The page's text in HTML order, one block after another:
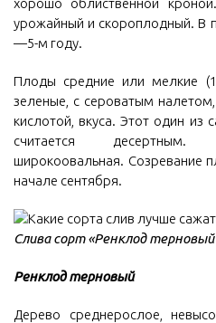
хорошо облиственной
урожайный и скороплодный. В
—5-м году.
Плоды средние или мелкие
зеленые, с сероватым
кислотой, вкуса. Этот один из
считается десертным.
широкоовальная. Созревание
начале сентября.
Слива сорт «Ренклод
Ренклод терновый
Дерево среднерослое,